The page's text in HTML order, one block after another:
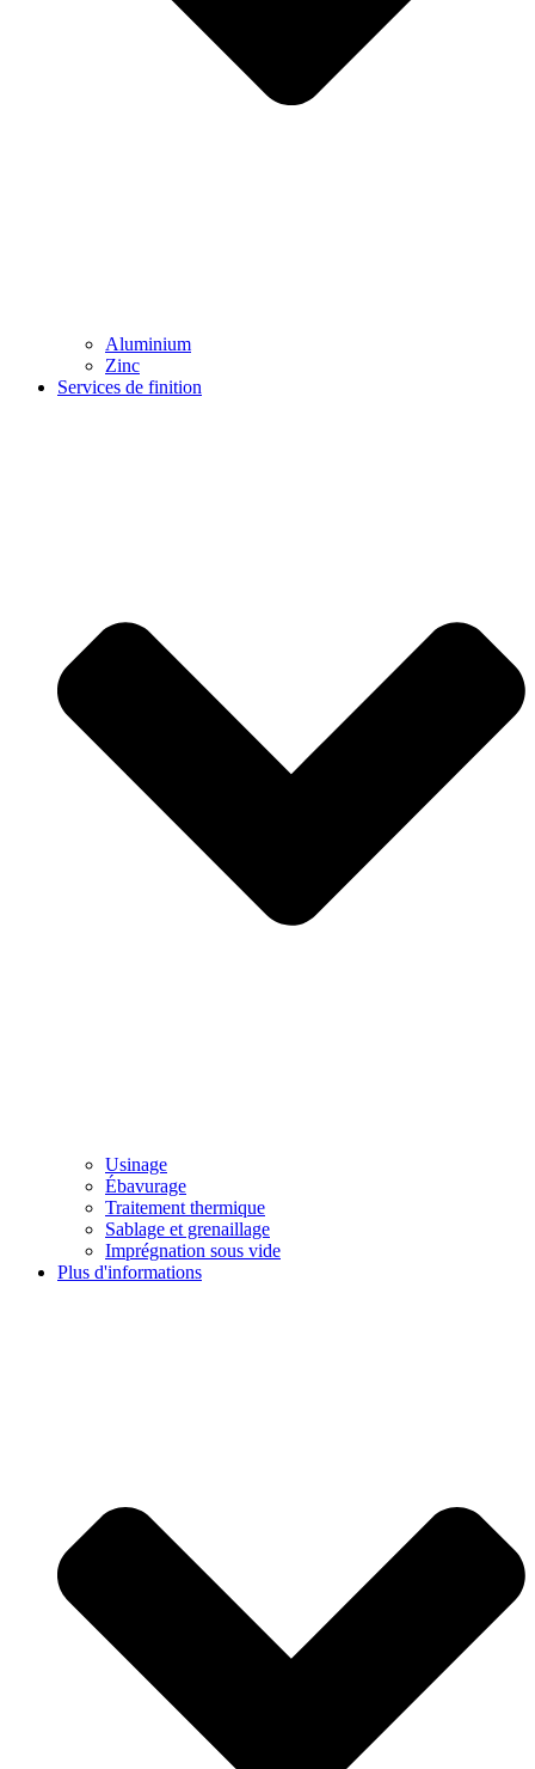
Aluminium
Zinc
Services de finition
Usinage
Ébavurage
Traitement thermique
Sablage et grenaillage
Imprégnation sous vide
Plus d'informations